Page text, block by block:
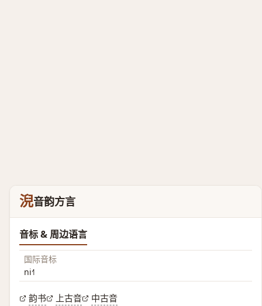
淣音韵方言
音标 & 周边语言
国际音标
ni˧˥
韵书 上古音 中古音